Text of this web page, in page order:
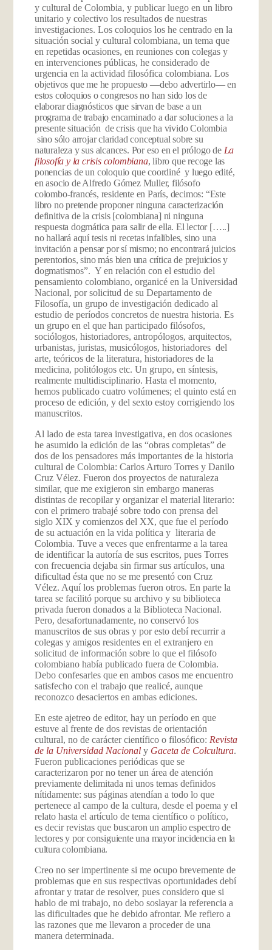
y cultural de Colombia, y publicar luego en un libro
unitario y colectivo los resultados de nuestras
investigaciones. Los coloquios los he centrado en la
situación social y cultural colombiana, un tema que
en repetidas ocasiones, en reuniones con colegas y
en intervenciones públicas, he considerado de
urgencia en la actividad filosófica colombiana. Los
objetivos que me he propuesto —debo advertirlo— en
estos coloquios o congresos no han sido los de
elaborar diagnósticos que sirvan de base a un
programa de trabajo encaminado a dar soluciones a la
presente situación de crisis que ha vivido Colombia
sino sólo arrojar claridad conceptual sobre su
naturaleza y sus alcances. Por eso en el prólogo de La
filosofía y la crisis colombiana, libro que recoge las
ponencias de un coloquio que coordiné y luego edité,
en asocio de Alfredo Gómez Muller, filósofo
colombo-francés, residente en París, decimos: “Este
libro no pretende proponer ninguna caracterización
definitiva de la crisis [colombiana] ni ninguna
respuesta dogmática para salir de ella. El lector […..]
no hallará aquí tesis ni recetas infalibles, sino una
invitación a pensar por sí mismo; no encontrará juicios
perentorios, sino más bien una crítica de prejuicios y
dogmatismos”. Y en relación con el estudio del
pensamiento colombiano, organicé en la Universidad
Nacional, por solicitud de su Departamento de
Filosofía, un grupo de investigación dedicado al
estudio de períodos concretos de nuestra historia. Es
un grupo en el que han participado filósofos,
sociólogos, historiadores, antropólogos, arquitectos,
urbanistas, juristas, musicólogos, historiadores del
arte, teóricos de la literatura, historiadores de la
medicina, politólogos etc. Un grupo, en síntesis,
realmente multidisciplinario. Hasta el momento,
hemos publicado cuatro volúmenes; el quinto está en
proceso de edición, y del sexto estoy corrigiendo los
manuscritos.
Al lado de esta tarea investigativa, en dos ocasiones
he asumido la edición de las “obras completas” de
dos de los pensadores más importantes de la historia
cultural de Colombia: Carlos Arturo Torres y Danilo
Cruz Vélez. Fueron dos proyectos de naturaleza
similar, que me exigieron sin embargo maneras
distintas de recopilar y organizar el material literario:
con el primero trabajé sobre todo con prensa del
siglo XIX y comienzos del XX, que fue el período
de su actuación en la vida política y literaria de
Colombia. Tuve a veces que enfrentarme a la tarea
de identificar la autoría de sus escritos, pues Torres
con frecuencia dejaba sin firmar sus artículos, una
dificultad ésta que no se me presentó con Cruz
Vélez. Aquí los problemas fueron otros. En parte la
tarea se facilitó porque su archivo y su biblioteca
privada fueron donados a la Biblioteca Nacional.
Pero, desafortunadamente, no conservó los
manuscritos de sus obras y por esto debí recurrir a
colegas y amigos residentes en el extranjero en
solicitud de información sobre lo que el filósofo
colombiano había publicado fuera de Colombia.
Debo confesarles que en ambos casos me encuentro
satisfecho con el trabajo que realicé, aunque
reconozco desaciertos en ambas ediciones.
En este ajetreo de editor, hay un período en que
estuve al frente de dos revistas de orientación
cultural, no de carácter científico o filosófico: Revista
de la Universidad Nacionaly Gaceta de Colcultura.
Fueron publicaciones periódicas que se
caracterizaron por no tener un área de atención
previamente delimitada ni unos temas definidos
nítidamente: sus páginas atendían a todo lo que
pertenece al campo de la cultura, desde el poema y el
relato hasta el artículo de tema científico o político,
es decir revistas que buscaron un amplio espectro de
lectores y por consiguiente una mayor incidencia en la
cultura colombiana.
Creo no ser impertinente si me ocupo brevemente de
problemas que en sus respectivas oportunidades debí
afrontar y tratar de resolver, pues considero que si
hablo de mi trabajo, no debo soslayar la referencia a
las dificultades que he debido afrontar. Me refiero a
las razones que me llevaron a proceder de una
manera determinada.